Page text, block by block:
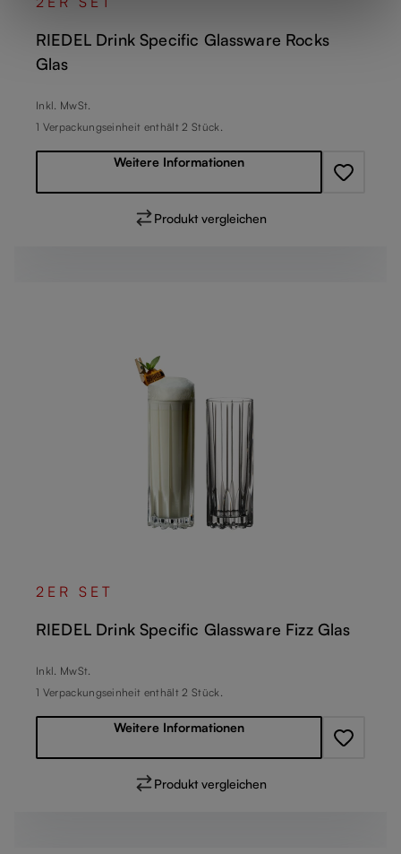
RIEDEL Drink Specific Glassware Rocks
Glas
Regulärer Preis:
Inkl. MwSt.
1 Verpackungseinheit enthält 2 Stück.
Weitere Informationen
Produkt vergleichen
2ER SET
RIEDEL Drink Specific Glassware Fizz Glas
Regulärer Preis:
Inkl. MwSt.
1 Verpackungseinheit enthält 2 Stück.
Weitere Informationen
Produkt vergleichen